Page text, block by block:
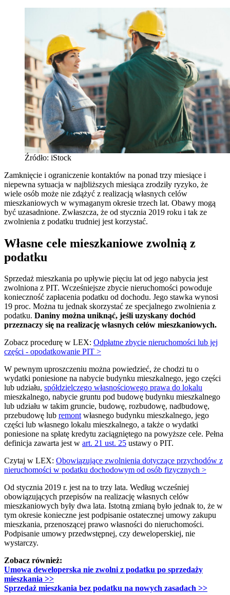
Źródło: iStock
Zamknięcie i ograniczenie kontaktów na ponad trzy miesiące i
niepewna sytuacja w najbliższych miesiąca zrodziły ryzyko, że
wiele osób może nie zdążyć z realizacją własnych celów
mieszkaniowych w wymaganym okresie trzech lat. Obawy mogą
być uzasadnione. Zwłaszcza, że od stycznia 2019 roku i tak ze
zwolnienia z podatku trudniej jest korzystać.
Własne cele mieszkaniowe zwolnią z
podatku
Sprzedaż mieszkania po upływie pięciu lat od jego nabycia jest
zwolniona z PIT. Wcześniejsze zbycie nieruchomości powoduje
konieczność zapłacenia podatku od dochodu. Jego stawka wynosi
19 proc. Można tu jednak skorzystać ze specjalnego zwolnienia z
podatku. Daniny można uniknąć, jeśli uzyskany dochód
przeznaczy się na realizację własnych celów mieszkaniowych.
Zobacz procedurę w LEX: Odpłatne zbycie nieruchomości lub jej
części - opodatkowanie PIT >
W pewnym uproszczeniu można powiedzieć, że chodzi tu o
wydatki poniesione na nabycie budynku mieszkalnego, jego części
lub udziału, spółdzielczego własnościowego prawa do lokalu
mieszkalnego, nabycie gruntu pod budowę budynku mieszkalnego
lub udziału w takim gruncie, budowę, rozbudowę, nadbudowę,
przebudowę lub remontwłasnego budynku mieszkalnego, jego
części lub własnego lokalu mieszkalnego, a także o wydatki
poniesione na spłatę kredytu zaciągniętego na powyższe cele. Pełna
definicja zawarta jest w art. 21 ust. 25 ustawy o PIT.
Czytaj w LEX: Obowiązujące zwolnienia dotyczące przychodów z
nieruchomości w podatku dochodowym od osób fizycznych >
Od stycznia 2019 r. jest na to trzy lata. Według wcześniej
obowiązujących przepisów na realizację własnych celów
mieszkaniowych były dwa lata. Istotną zmianą było jednak to, że w
tym okresie konieczne jest podpisanie ostatecznej umowy zakupu
mieszkania, przenoszącej prawo własności do nieruchomości.
Podpisanie umowy przedwstępnej, czy deweloperskiej, nie
wystarczy.
Zobacz również:
Umowa deweloperska nie zwolni z podatku po sprzedaży
mieszkania >>
Sprzedaż mieszkania bez podatku na nowych zasadach >>